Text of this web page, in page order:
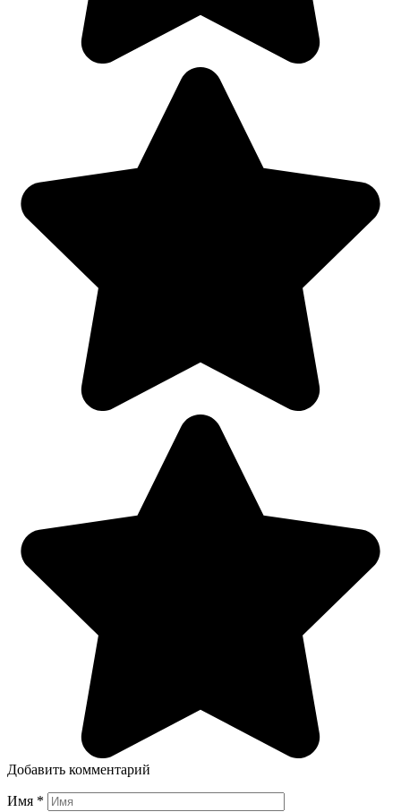
Добавить комментарий
Имя *